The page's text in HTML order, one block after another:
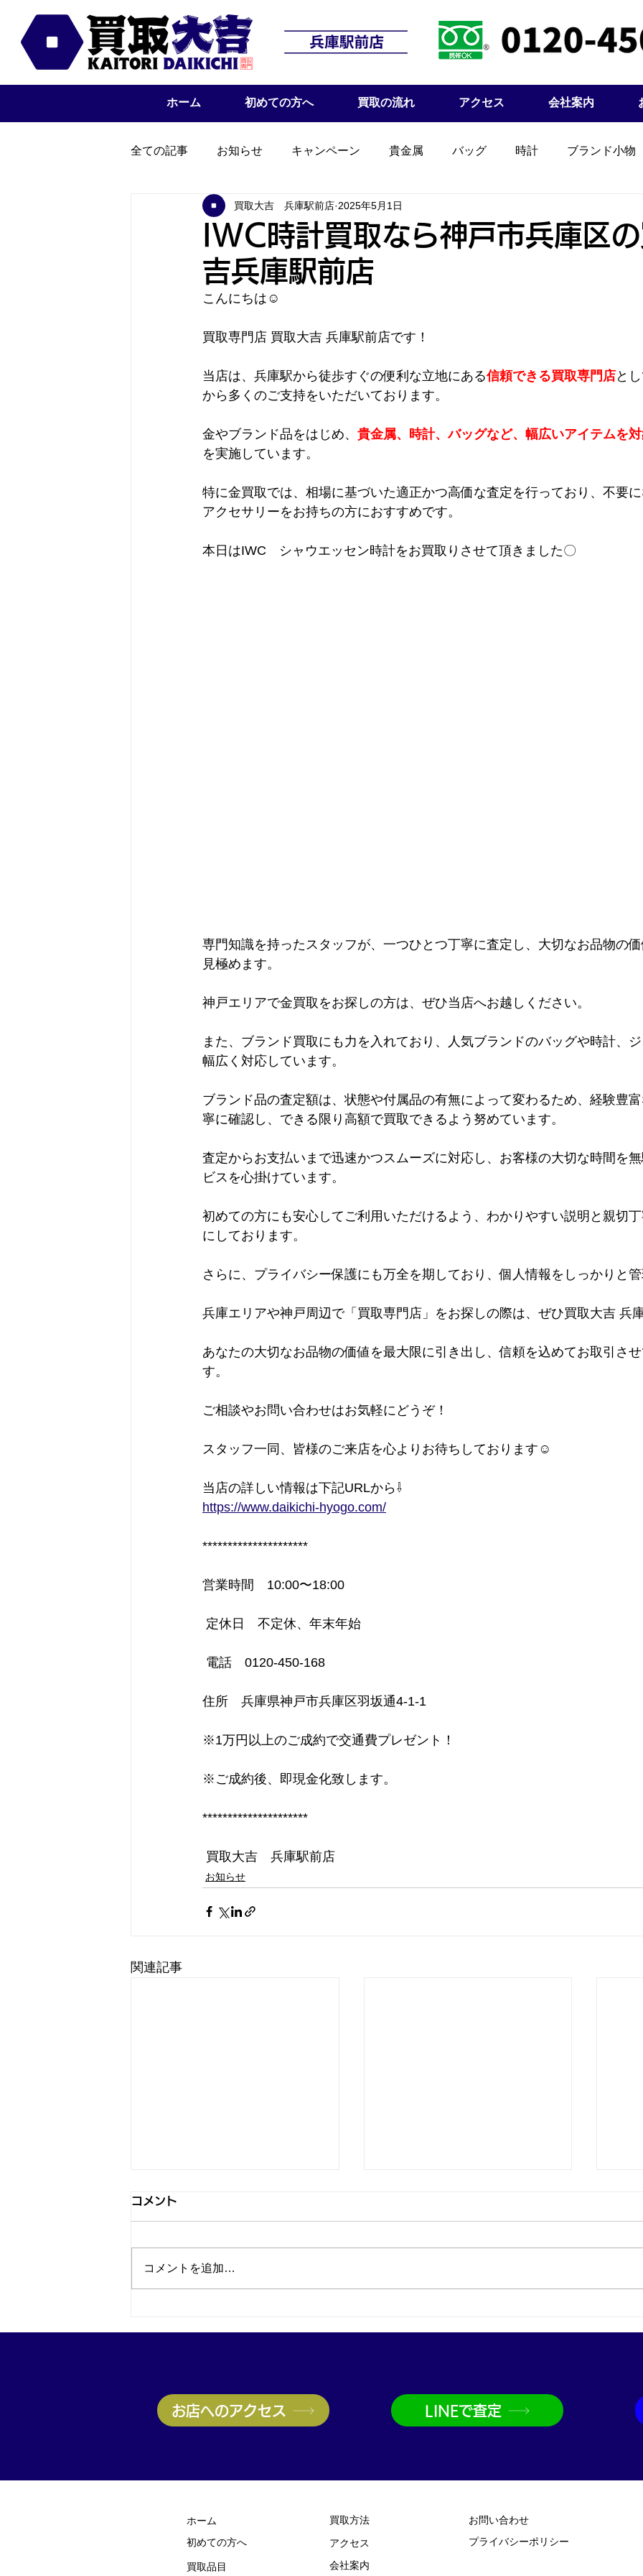
ホーム 初めての方へ 買取の流れ アクセス 会社案内
全ての記事 お知らせ キャンペーン 貴金属 バッグ 時計 ブランド小物
IWC時計買取なら神戸市兵庫区
吉兵庫駅前店
買取大吉 兵庫駅前店 2025年5月1日
こんにちは☺
買取専門店 買取大吉 兵庫駅前店です！
当店は、兵庫駅から徒歩すぐの便利な立地にある信頼できる買取専門店と
から多くのご支持をいただいております。
金やブランド品をはじめ、 貴金属、時計、バッグなど、幅広いアイテムを
を実施しています。
特に金買取では、相場に基づいた適正かつ高価な査定を行っており、不要
アクセサリーをお持ちの方におすすめです。
本日はIWC　シャウエッセン時計をお買取りさせて頂きました〇
専門知識を持ったスタッフが、一つひとつ丁寧に査定し、大切なお品物の
見極めます。
神戸エリアで金買取をお探しの方は、ぜひ当店へお越しください。
また、ブランド買取にも力を入れており、人気ブランドのバッグや時計、ジ
幅広く対応しています。
ブランド品の査定額は、状態や付属品の有無によって変わるため、経験豊
寧に確認し、できる限り高額で買取できるよう努めています。
査定からお支払いまで迅速かつスムーズに対応し、お客様の大切な時間を
ビスを心掛けています。
初めての方にも安心してご利用いただけるよう、わかりやすい説明と親切
にしております。
さらに、プライバシー保護にも万全を期しており、個人情報をしっかりと管
兵庫エリアや神戸周辺で「買取専門店」をお探しの際は、ぜひ買取大吉 兵
あなたの大切なお品物の価値を最大限に引き出し、信頼を込めてお取引さ
す。
ご相談やお問い合わせはお気軽にどうぞ！
スタッフ一同、皆様のご来店を心よりお待ちしております☺
当店の詳しい情報は下記URLから⇩
https://www.daikichi-hyogo.com/
*********************
営業時間　10:00〜18:00
定休日　不定休、年末年始
電話　0120-450-168
住所　兵庫県神戸市兵庫区羽坂通4-1-1
※1万円以上のご成約で交通費プレゼント！
※ご成約後、即現金化致します。
*********************
買取大吉　兵庫駅前店
お知らせ
関連記事
コメント
コメントを追加…
お店へのアクセス LINEで査定
ホーム
初めての方​へ
買取品目
買取方法
​アクセス
お問い合わせ
プライバシーポリシー
​会社案内